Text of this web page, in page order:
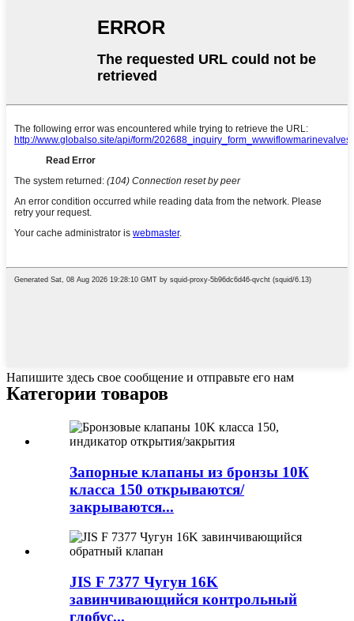
Напишите здесь свое сообщение и отправьте его нам
Категории товаров
Запорные клапаны из бронзы 10К
класса 150 открываются/
закрываются...
JIS F 7377 Чугун 16K
завинчивающийся контрольный
глобус...